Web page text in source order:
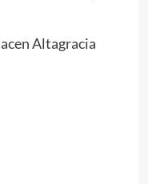
Altagracia